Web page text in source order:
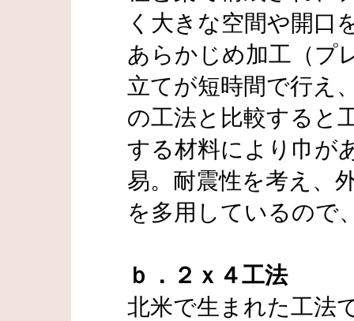
く大きな空間や開口
あらかじめ加工（プ
立てが短時間で行え
の工法と比較すると
する材料により巾が
易。耐震性を考え、
を多用しているので
ｂ．２ｘ４工法
北米で生まれた工法